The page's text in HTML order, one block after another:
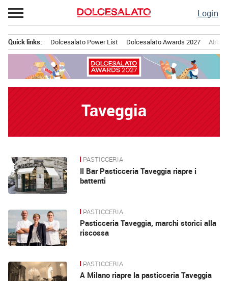
Passa
al
Login
principale
Quick links: Dolcesalato Power List Dolcesalato Awards 2027
Taveggia
News PASTICCERIA
Il Bar Pasticceria Taveggia riapre i
battenti
PASTICCERIA
Pasticceria Taveggia, marchi storici alla
riscossa
PASTICCERIA
A Milano riapre la pasticceria Taveggia